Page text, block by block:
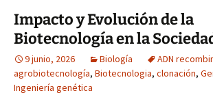
Impacto y Evolución de la
Biotecnología en la
9 junio, 2026 Biología ADN
agrobiotecnología, Biotecnologia, clonación,
Ingeniería genética